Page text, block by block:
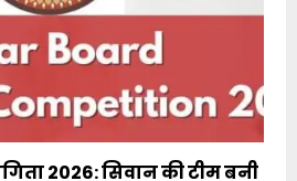
2026: सिवान की टीम बनी